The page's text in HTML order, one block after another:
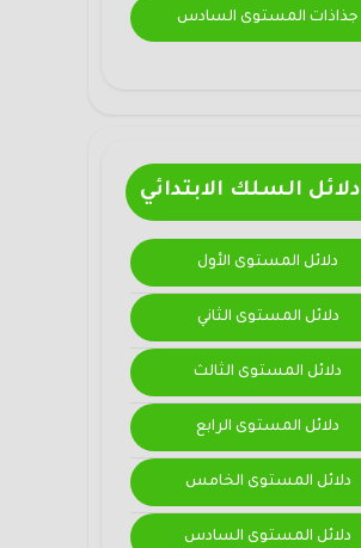
جذاذات المستوى السادس
دلائل السلك الابتدائي
دلائل المستوى الأول
دلائل المستوى الثاني
دلائل المستوى الثالث
دلائل المستوى الرابع
دلائل المستوى الخامس
دلائل المستوى السادس